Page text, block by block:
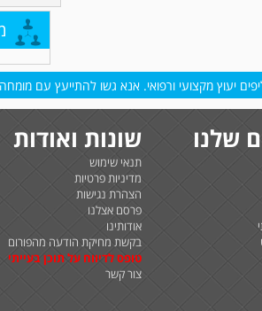
יעוץ מקצועי ורפואי. אנא גשו להתייעץ עם מומחה
שלנו שונות ואודות
תנאי שימוש
מדיניות פרטיות
הצהרת נגישות
פרסם אצלנו
אודותינו
בקשת מחיקת הודעה מהפורום
טופס לדיווח על תוכן בעייתי
צור קשר